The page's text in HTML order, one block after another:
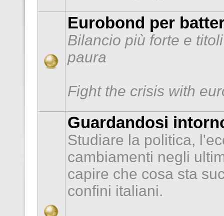
Eurobond per
Bilancio più forte e
paura
Fight the crisis with
Guardandosi
Studiare la politica,
cambiamenti negli
capire che cosa sta
confini italiani.